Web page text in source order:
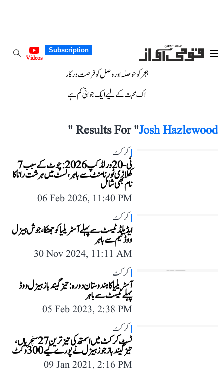
Subscription
Videos
ہجر کو حوصلہ اور وصل کو فرصت درکار
اک محبت کے لیے ایک جوانی کم ہے
Results For "Josh Hazlewood
"
کرکٹ
ٹی-20 ورلڈ کپ 2026: چوٹ کے سبب 7
کھلاڑی ٹورنامنٹ سے باہر، لسٹ میں ہرشت رانا کا
نام بھی شامل
06 Feb 2026, 11:40 PM
کرکٹ
ایڈیلڈ ٹیسٹ سے پہلے آسٹریلیا کو جھٹکا، جوش ہیزل
ووڈ ٹیم سے باہر
30 Nov 2024, 11:11 AM
کرکٹ
آسٹریلیا کا ہندوستان دورہ: تیز گیند باز ہیزل ووڈ
پہلے ٹیسٹ سے باہر
05 Feb 2023, 2:38 PM
کرکٹ
ٹسٹ کرکٹ میں اسمتھ کی تیز ترین 27 سنچریاں،
تیز گیند باز جوزہیزل نے پورے کیے 300 وکٹ
09 Jan 2021, 2:16 PM